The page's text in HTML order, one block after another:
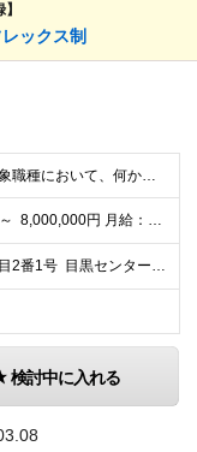
ックス制
ポジションマッチ登録対象職種において、何かしらの知識・経験を有する方
想定年収：4,000,000円 ～ 8,000,000円 月給：288,000円 ～ 570,000円 ※ご経験・能力に応じて決定いたします。 ※上記額にはみなし残業代を含みます。 ※超過分は全額支
東京都品川区上大崎三丁目2番1号 目黒センタービル8階（最寄駅：目黒駅） （変更の範囲）上記を除く当社関連勤務地
検討中に入れる